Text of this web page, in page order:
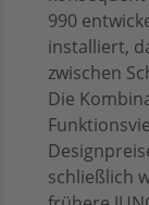
990
installiert,
zwischen
Die
schließlich